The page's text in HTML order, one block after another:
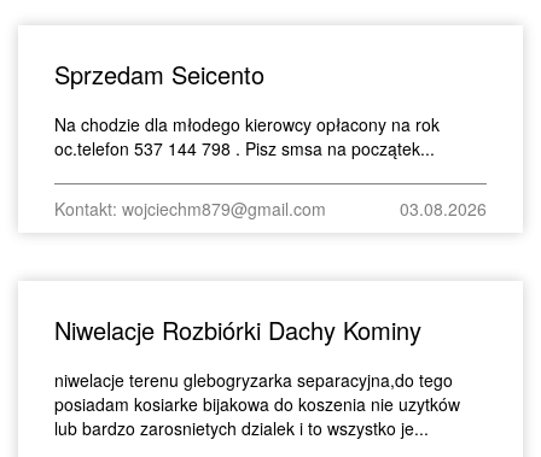
Sprzedam Seicento
Na chodzie dla młodego kierowcy opłacony na rok
oc.telefon 537 144 798 . Pisz smsa na początek...
Kontakt: wojciechm879@gmail.com 03.08.2026
Niwelacje Rozbiórki Dachy Kominy
niwelacje terenu glebogryzarka separacyjna,do tego
posiadam kosiarke bijakowa do koszenia nie uzytków
lub bardzo zarosnietych dzialek i to wszystko je...